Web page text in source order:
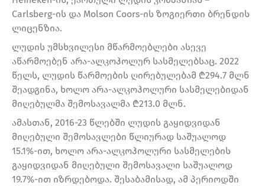
Carlsberg-ის და Molson Coors-ის ზოგიერთი ბრენდის
ლიცენზია.
ლუდის უმსხვილესი მწარმოებლები ასევე
აწარმოებენ არა-ალკოჰოლურ სასმელებსაც. 2022
წელს, ლუდის წარმოების ღირებულებამ ₾294.7 მლნ
შეადგინა, ხოლო არა-ალკოჰოლური სასმელებიდან
მიღებულმა შემოსავალმა ₾213.0 მლნ.
ამასთან, 2016-23 წლებში ლუდის გაყიდვიდან
მიღებული შემოსავლები წლიურად საშუალოდ
15.1%-ით, ხოლო არა-ალკოჰოლური სასმელების
გაყიდვიდან მიღებული შემოსავალი საშუალოდ
19.7%-ით იზრდებოდა. შესაბამისად, ამ პერიოდში